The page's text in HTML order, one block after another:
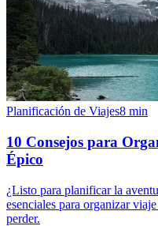
Planificación de Viajes8 min
10 Consejos para
Épico
¿Listo para planificar la
esenciales para organizar
perder.